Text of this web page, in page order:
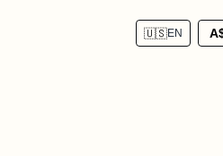
🇺🇸EN